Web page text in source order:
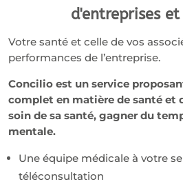
d'entreprises
Votre santé et celle de vos
performances de l’entreprise.
Concilio est un service
complet en matière de santé et
soin de sa santé, gagner du
mentale.
Une équipe médicale à votre
téléconsultation